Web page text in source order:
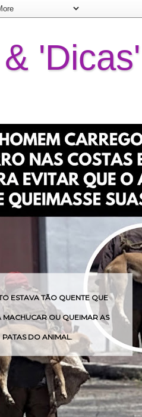
'Dicas'
O VENENO